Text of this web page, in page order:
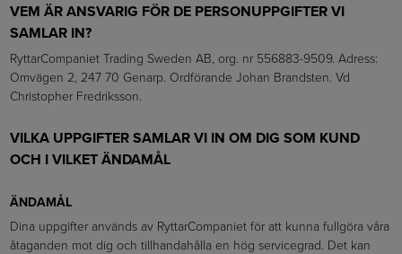
VEM ÄR ANSVARIG FÖR DE PERSONUPPGIFTER VI
SAMLAR IN?
RyttarCompaniet Trading Sweden AB, org. nr 556883-9509. Adress:
Omvägen 2, 247 70 Genarp. Ordförande Johan Brandsten. Vd
Christopher Fredriksson.
VILKA UPPGIFTER SAMLAR VI IN OM DIG SOM KUND
OCH I VILKET ÄNDAMÅL
ÄNDAMÅL
Dina uppgifter används av RyttarCompaniet för att kunna fullgöra våra
åtaganden mot dig och tillhandahålla en hög servicegrad. Det kan